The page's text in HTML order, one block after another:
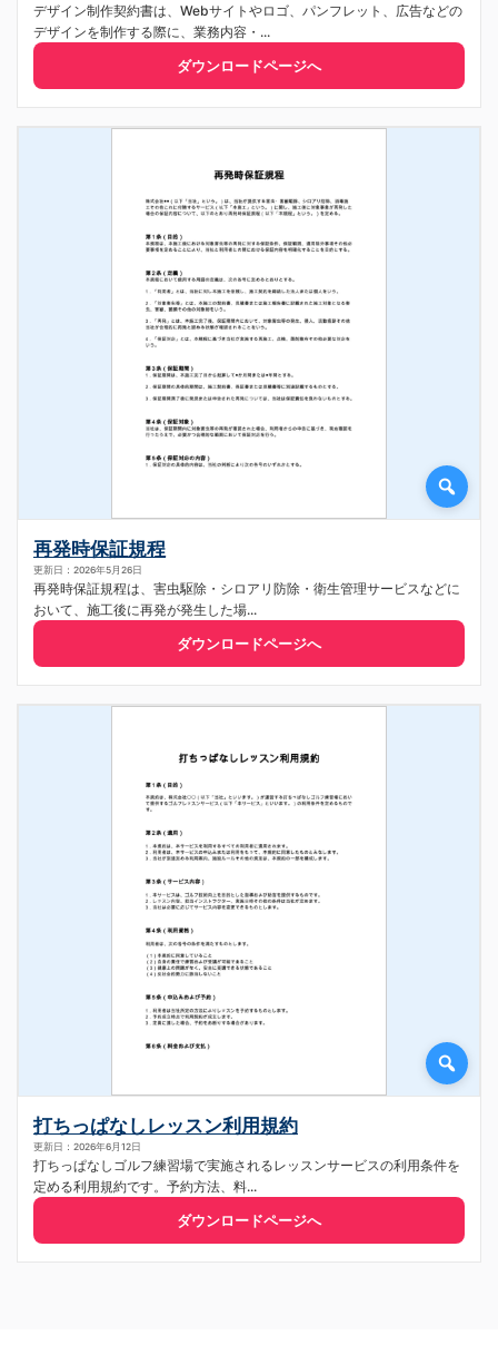
デザイン制作契約書は、Webサイトやロゴ、パンフレット、広告などの
デザインを制作する際に、業務内容・...
ダウンロードページへ
再発時保証規程
更新日：2026年5月26日
再発時保証規程は、害虫駆除・シロアリ防除・衛生管理サービスなどに
おいて、施工後に再発が発生した場...
ダウンロードページへ
打ちっぱなしレッスン利用規約
更新日：2026年6月12日
打ちっぱなしゴルフ練習場で実施されるレッスンサービスの利用条件を
定める利用規約です。予約方法、料...
ダウンロードページへ